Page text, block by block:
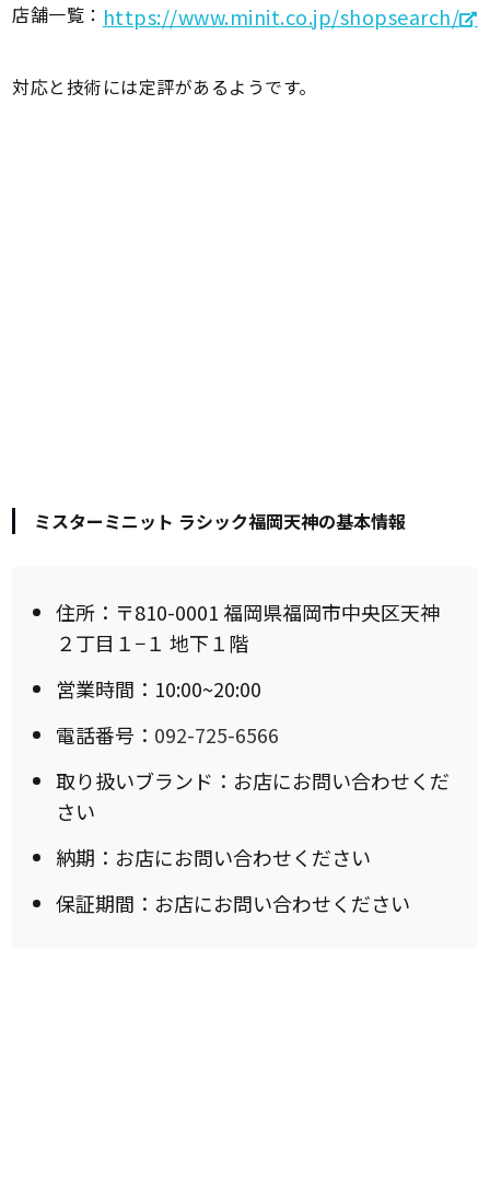
店舗一覧： https://www.minit.co.jp/shopsearch/
対応と技術には定評があるようです。
ミスターミニット ラシック福岡天神の基本情報
住所：〒810-0001 福岡県福岡市中央区天神
２丁目１−１ 地下１階
営業時間：10:00~20:00
電話番号： 092-725-6566
取り扱いブランド：お店にお問い合わせくだ
さい
納期：お店にお問い合わせください
保証期間：お店にお問い合わせください